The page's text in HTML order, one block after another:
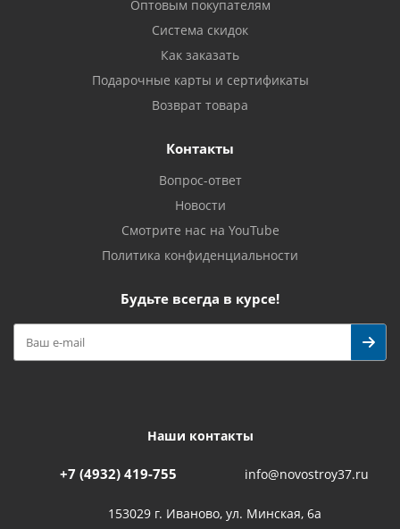
Оптовым покупателям
Система скидок
Как заказать
Подарочные карты и сертификаты
Возврат товара
Контакты
Вопрос-ответ
Новости
Смотрите нас на YouTube
Политика конфиденциальности
Будьте всегда в курсе!
Наши контакты
+7 (4932) 419-755 info@novostroy37.ru
153029 г. Иваново, ул. Минская, 6а